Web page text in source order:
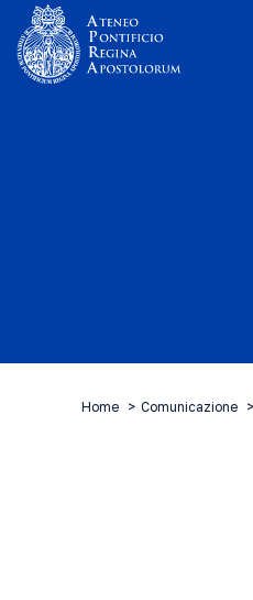
Home Comunicazione